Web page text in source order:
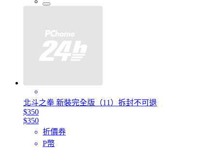
北斗之拳 新裝完全版（11）拆封不可退
$350
$350
折價券
P幣